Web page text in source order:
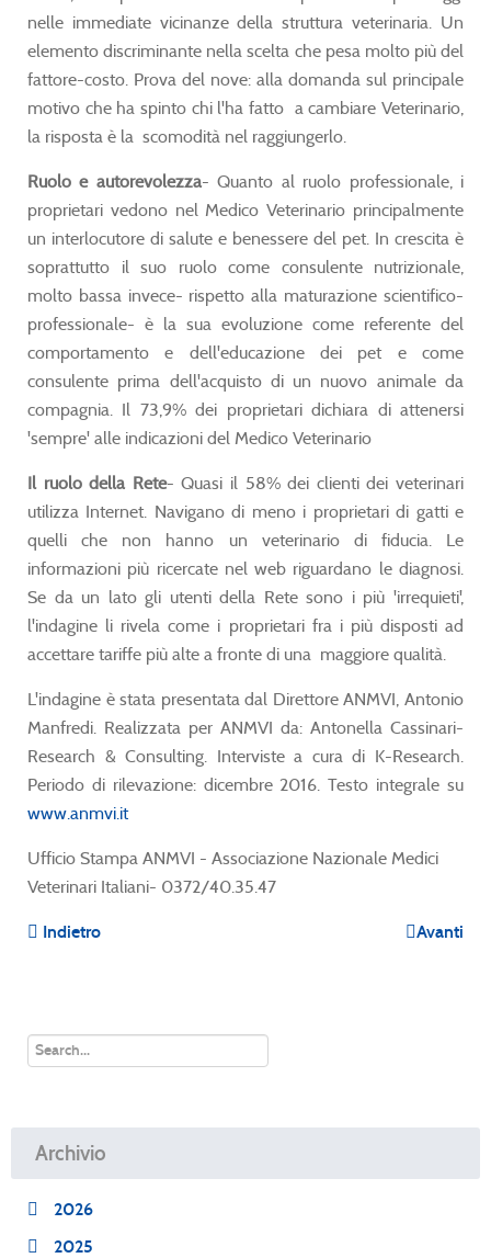
nelle immediate vicinanze della struttura veterinaria. Un
elemento discriminante nella scelta che pesa molto più del
fattore-costo. Prova del nove: alla domanda sul principale
motivo che ha spinto chi l'ha fatto a cambiare Veterinario,
la risposta è la scomodità nel raggiungerlo.
Ruolo e autorevolezza- Quanto al ruolo professionale, i
proprietari vedono nel Medico Veterinario principalmente
un interlocutore di salute e benessere del pet. In crescita è
soprattutto il suo ruolo come consulente nutrizionale,
molto bassa invece- rispetto alla maturazione scientifico-
professionale- è la sua evoluzione come referente del
comportamento e dell'educazione dei pet e come
consulente prima dell'acquisto di un nuovo animale da
compagnia. Il 73,9% dei proprietari dichiara di attenersi
'sempre' alle indicazioni del Medico Veterinario
Il ruolo della Rete- Quasi il 58% dei clienti dei veterinari
utilizza Internet. Navigano di meno i proprietari di gatti e
quelli che non hanno un veterinario di fiducia. Le
informazioni più ricercate nel web riguardano le diagnosi.
Se da un lato gli utenti della Rete sono i più 'irrequieti',
l'indagine li rivela come i proprietari fra i più disposti ad
accettare tariffe più alte a fronte di una maggiore qualità.
L'indagine è stata presentata dal Direttore ANMVI, Antonio
Manfredi. Realizzata per ANMVI da: Antonella Cassinari-
Research & Consulting. Interviste a cura di K-Research.
Periodo di rilevazione: dicembre 2016. Testo integrale su
www.anmvi.it
Ufficio Stampa ANMVI - Associazione Nazionale Medici
Veterinari Italiani- 0372/40.35.47
Indietro Avanti
Archivio
2026
2025